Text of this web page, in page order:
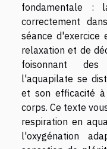
fondamentale :
correctement
séance d'exercice
relaxation et de
foisonnant
l'aquapilate se
et son efficacité
corps. Ce texte
respiration en
l'oxygénation